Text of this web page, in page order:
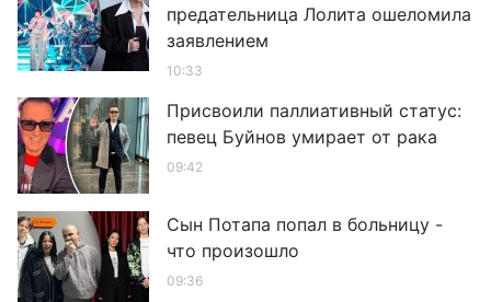
предательница Лолита ошеломила
заявлением
10:33
Присвоили паллиативный статус:
певец Буйнов умирает от рака
09:42
Сын Потапа попал в больницу -
что произошло
09:36